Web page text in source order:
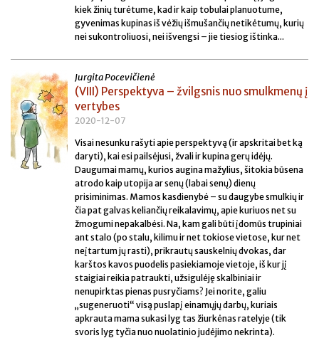
kiek žinių turėtume, kad ir kaip tobulai planuotume,
gyvenimas kupinas iš vėžių išmušančių netikėtumų, kurių
nei sukontroliuosi, nei išvengsi – jie tiesiog ištinka...
Jurgita Pocevičienė
(VIII) Perspektyva – žvilgsnis nuo smulkmenų į
vertybes
2020-12-07
Visai nesunku rašyti apie perspektyvą (ir apskritai bet ką
daryti), kai esi pailsėjusi, žvali ir kupina gerų idėjų.
Daugumai mamų, kurios augina mažylius, šitokia būsena
atrodo kaip utopija ar senų (labai senų) dienų
prisiminimas. Mamos kasdienybė – su daugybe smulkių ir
čia pat galvas keliančių reikalavimų, apie kuriuos net su
žmogumi nepakalbėsi. Na, kam gali būti įdomūs trupiniai
ant stalo (po stalu, kilimu ir net tokiose vietose, kur net
neįtartum jų rasti), prikrautų sauskelnių dvokas, dar
karštos kavos puodelis pasiekiamoje vietoje, iš kur jį
staigiai reikia patraukti, užsigulėję skalbiniai ir
nenupirktas pienas pusryčiams? Jei norite, galiu
„sugeneruoti“ visą puslapį einamųjų darbų, kuriais
apkrauta mama sukasi lyg tas žiurkėnas ratelyje (tik
svoris lyg tyčia nuo nuolatinio judėjimo nekrinta).